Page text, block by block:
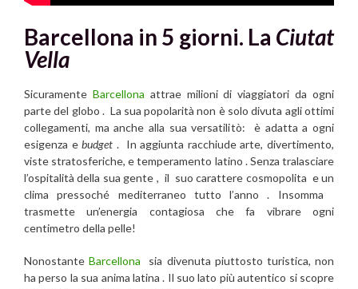
Barcellona in 5 giorni. La Ciutat
Vella
Sicuramente Barcellona attrae milioni di viaggiatori da ogni
parte del globo . La sua popolarità non è solo divuta agli ottimi
collegamenti, ma anche alla sua versatilitò: è adatta a ogni
esigenza ebudget . In aggiunta racchiude arte, divertimento,
viste stratosferiche, e temperamento latino . Senza tralasciare
l’ospitalità della sua gente , il suo carattere cosmopolita e un
clima pressoché mediterraneo tutto l’anno . Insomma
trasmette un’energia contagiosa che fa vibrare ogni
centimetro della pelle!
NonostanteBarcellona sia divenuta piuttosto turistica, non
ha perso la sua anima latina . Il suo lato più autentico si scopre